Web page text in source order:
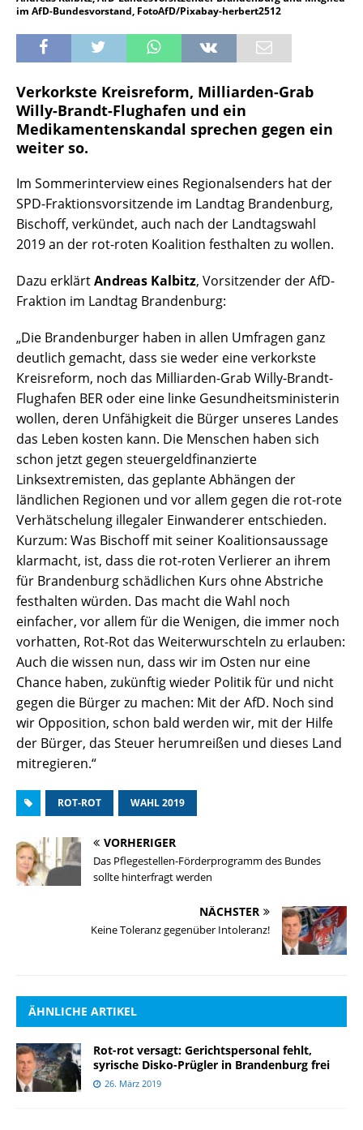
im AfD-Bundesvorstand, FotoAfD/Pixabay-herbert2512
Verkorkste Kreisreform, Milliarden-Grab
Willy-Brandt-Flughafen und ein
Medikamentenskandal sprechen gegen ein
weiter so.
Im Sommerinterview eines Regionalsenders hat der
SPD-Fraktionsvorsitzende im Landtag Brandenburg,
Bischoff, verkündet, auch nach der Landtagswahl
2019 an der rot-roten Koalition festhalten zu wollen.
Dazu erklärtAndreas Kalbitz, Vorsitzender der AfD-
Fraktion im Landtag Brandenburg:
„Die Brandenburger haben in allen Umfragen ganz
deutlich gemacht, dass sie weder eine verkorkste
Kreisreform, noch das Milliarden-Grab Willy-Brandt-
Flughafen BER oder eine linke Gesundheitsministerin
wollen, deren Unfähigkeit die Bürger unseres Landes
das Leben kosten kann. Die Menschen haben sich
schon jetzt gegen steuergeldfinanzierte
Linksextremisten, das geplante Abhängen der
ländlichen Regionen und vor allem gegen die rot-rote
Verhätschelung illegaler Einwanderer entschieden.
Kurzum: Was Bischoff mit seiner Koalitionsaussage
klarmacht, ist, dass die rot-roten Verlierer an ihrem
für Brandenburg schädlichen Kurs ohne Abstriche
festhalten würden. Das macht die Wahl noch
einfacher, vor allem für die Wenigen, die immer noch
vorhatten, Rot-Rot das Weiterwurschteln zu erlauben:
Auch die wissen nun, dass wir im Osten nur eine
Chance haben, zukünftig wieder Politik für und nicht
gegen die Bürger zu machen: Mit der AfD. Noch sind
wir Opposition, schon bald werden wir, mit der Hilfe
der Bürger, das Steuer herumreißen und dieses Land
mitregieren.“
ROT-ROT WAHL 2019
VORHERIGER
Das Pflegestellen-Förderprogramm des Bundes
sollte hinterfragt werden
NÄCHSTER
Keine Toleranz gegenüber Intoleranz!
ÄHNLICHE ARTIKEL
Rot-rot versagt: Gerichtspersonal fehlt,
syrische Disko-Prügler in Brandenburg frei
26. März 2019